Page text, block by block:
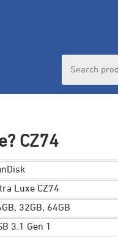
CZ74
Luxe CZ74
32GB, 64GB
3.1 Gen 1